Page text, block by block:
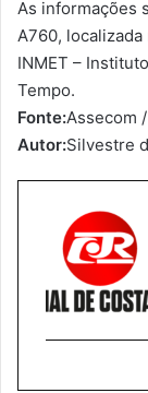
As informações
A760,
INMET –
Tempo.
Fonte:Assecom
Autor:Silvestre